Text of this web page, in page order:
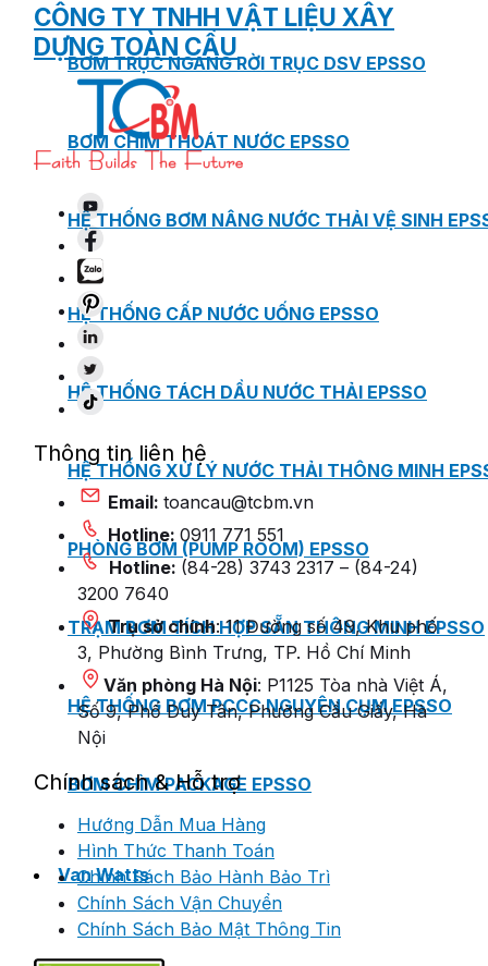
BƠM TRỤC NGANG RỜI TRỤC DSV EPSSO
BƠM CHÌM THOÁT NƯỚC EPSSO
HỆ THỐNG BƠM NÂNG NƯỚC THẢI VỆ SINH
HỆ THỐNG CẤP NƯỚC UỐNG EPSSO
HỆ THỐNG TÁCH DẦU NƯỚC THẢI EPSSO
HỆ THỐNG XỬ LÝ NƯỚC THẢI THÔNG MINH
PHÒNG BƠM (PUMP ROOM) EPSSO
TRẠM BƠM TÍCH HỢP SẴN THÔNG MINH EPSSO
HỆ THỐNG BƠM PCCC NGUYÊN CỤM EPSSO
BƠM CHÌM PACKAGE EPSSO
Van Watts
CÔNG TY TNHH VẬT LIỆU XÂY
DỰNG TOÀN CẦU
Thông tin liên hệ
Email: toancau@tcbm.vn
Hotline: 0911 771 551
Hotline: (84-28) 3743 2317 – (84-24)
3200 7640
Trụ sở chính: 11 Đường số 49, Khu phố
3, Phường Bình Trưng, TP. Hồ Chí Minh
Văn phòng Hà Nội: P1125 Tòa nhà Việt Á,
Số 9, Phố Duy Tân, Phường Cầu Giấy, Hà
Nội
Chính sách & Hỗ trợ
Hướng Dẫn Mua Hàng
Hình Thức Thanh Toán
Chính Sách Bảo Hành Bảo Trì
Chính Sách Vận Chuyển
Chính Sách Bảo Mật Thông Tin